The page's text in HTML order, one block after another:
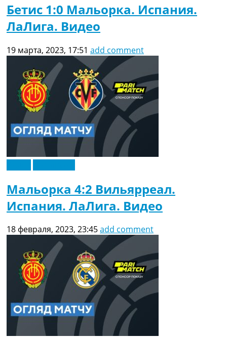
Бетис 1:0 Мальорка. Испания.
ЛаЛига. Видео
19 марта, 2023, 17:51 add comment
Мальорка 4:2 Вильярреал.
Испания. ЛаЛига. Видео
18 февраля, 2023, 23:45add comment